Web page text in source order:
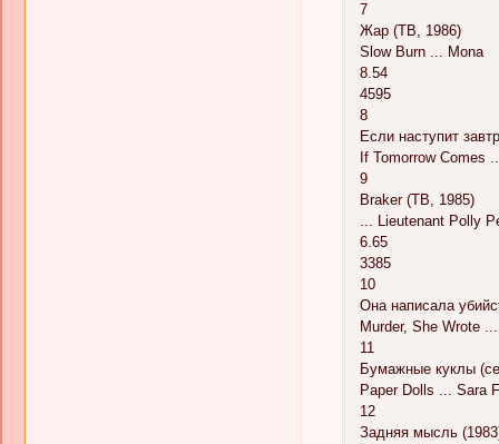
7
Жар (ТВ, 1986)
Slow Burn ... Mona
8.54
4595
8
Если наступит
If Tomorrow Comes
9
Braker (ТВ, 1985)
... Lieutenant Polly
6.65
3385
10
Она написала
Murder, She Wrote
11
Бумажные куклы
Paper Dolls ... Sara
12
Задняя мысль